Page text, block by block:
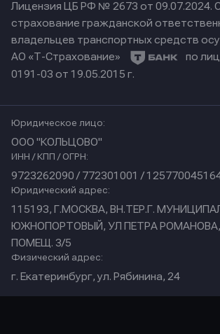
Лицензия ЦБ РФ № 2673 от 09.07.2024.
страхование гражданской
владельцев транспортных средств
АО «Т-Страхование»
по
0191-03 от 19.05.2015 г.
Юридическое лицо:
ООО "КОЛЬЦОВО"
ИНН / КПП / ОГРН:
9723262090 / 772301001 /
Юридический адрес:
115193, Г.МОСКВА, ВН.ТЕР.Г.
ЮЖНОПОРТОВЫЙ, УЛ ПЕТРА РОМАНОВА,
ПОМЕЩ. 3/5
Физический адрес:
г. Екатеринбург, ул. Рябинина, 24